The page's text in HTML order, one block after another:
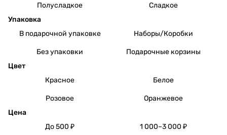
Полусладкое
Сладкое
Упаковка
В подарочной упаковке
Наборы/Коробки
Без упаковки
Подарочные корзины
Цвет
Красное
Белое
Розовое
Оранжевое
Цена
До 500 ₽
1 000–3 000 ₽